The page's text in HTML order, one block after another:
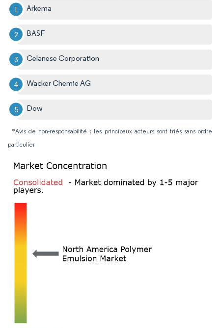
Arkema
BASF
Celanese Corporation
Wacker Chemie AG
Dow
*Avis de non-responsabilité : les principaux acteurs sont triés sans ordre
particulier